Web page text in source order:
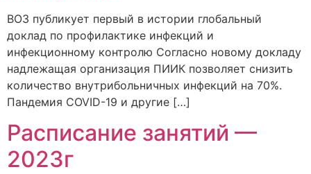
ВОЗ публикует первый в истории глобальный
доклад по профилактике инфекций и
инфекционному контролю Согласно новому докладу
надлежащая организация ПИИК позволяет снизить
количество внутрибольничных инфекций на 70%.
Пандемия COVID-19 и другие […]
Расписание занятий —
2023г